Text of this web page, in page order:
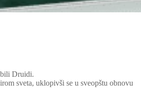
bili Druidi.
sveta, uklopivši se u sveopštu obnovu